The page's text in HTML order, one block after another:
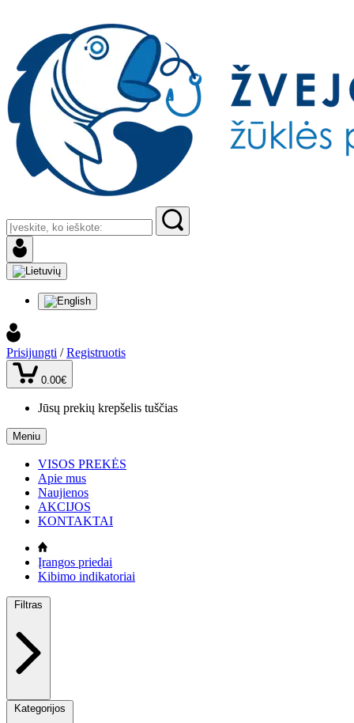
Prisijungti / Registruotis
0.00€
Jūsų prekių krepšelis tuščias
Meniu
VISOS PREKĖS
Apie mus
Naujienos
AKCIJOS
KONTAKTAI
Įrangos priedai
Kibimo indikatoriai
Filtras
Kategorijos